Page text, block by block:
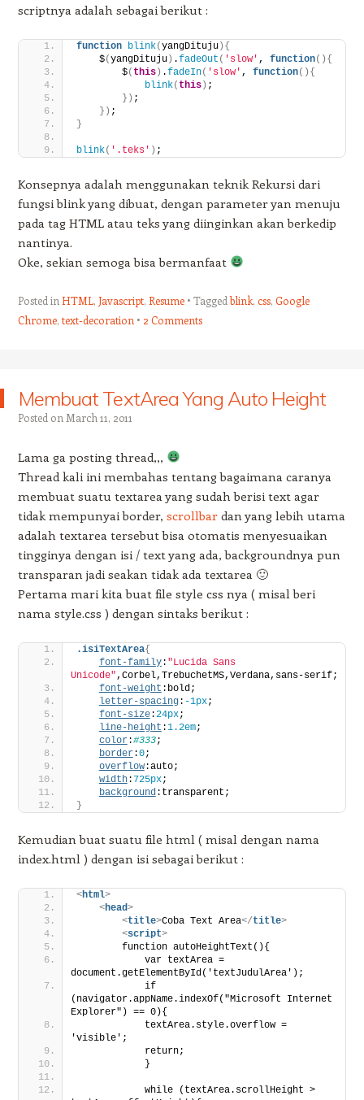
scriptnya adalah sebagai berikut :
function blink(yangDituju) {
    $
(yangDituju) .fadeOut ( 'slow' , function( ) {
        $
( this) .fadeIn( 'slow' , function( ) {
blink( this) ;
} ) ;
} ) ;
}
blink( '.teks' ) ;
Konsepnya adalah menggunakan teknik Rekursi dari
fungsi blink yang dibuat, dengan parameter yan menuju
pada tag HTML atau teks yang diinginkan akan berkedip
nantinya.
Oke, sekian semoga bisa bermanfaat
Posted in HTML, Javascript, Resume Taggedblink, css, Google
Chrome, text-decoration 2 Comments
Membuat TextArea Yang Auto Height
Posted on March 11, 2011
Lama ga posting thread,,,
Thread kali ini membahas tentang bagaimana caranya
membuat suatu textarea yang sudah berisi text agar
tidak mempunyai border, scrollbardan yang lebih utama
adalah textarea tersebut bisa otomatis menyesuaikan
tingginya dengan isi / text yang ada, backgroundnya pun
transparan jadi seakan tidak ada textarea 🙂
Pertama mari kita buat file style css nya ( misal beri
nama style.css ) dengan sintaks berikut :
.isiTextArea{
font-family: "Lucida Sans
Unicode" ,Corbel,TrebuchetMS,Verdana,sans-serif;
font-weight :bold;
letter-spacing: -1px;
font-size:24px;
line-height :1.2em;
color:#333;
border:0;
overflow:auto;
width: 725px;
background :transparent;
}
Kemudian buat suatu file html ( misal dengan nama
index.html ) dengan isi sebagai berikut :
<html>
<head>
<title>Coba Text Area</title>
<script>
        function autoHeightText(){
            var textArea =
document.getElementById('textJudulArea');
            if
(navigator.appName.indexOf("Microsoft Internet
Explorer") == 0){
            textArea.style.overflow =
'visible';
            return;
            }
            while (textArea.scrollHeight >